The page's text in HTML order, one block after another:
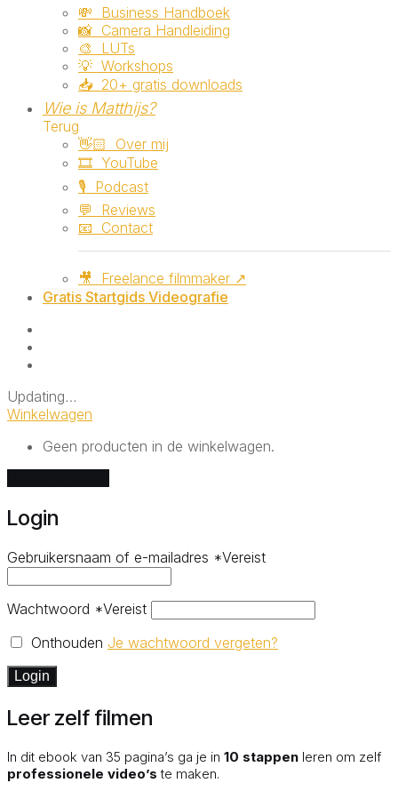
💸 ‎ ‎Business Handboek
📸 ‎ ‎Camera Handleiding
🎨 ‎ ‎LUTs
💡 ‎ ‎Workshops
📥 ‎ ‎20+ gratis downloads
Wie is Matthijs?
Terug
👋🏻 ‎ ‎Over mij
🎞️ ‎ ‎YouTube
🎙️ ‎ ‎Podcast
💬 ‎ ‎Reviews
📧 ‎ ‎Contact
🎥 ‎ ‎Freelance filmmaker ↗
Gratis Startgids Videografie
Updating…
Winkelwagen
Geen producten in de winkelwagen.
Login
Gebruikersnaam of e-mailadres *Vereist
Wachtwoord *Vereist
Onthouden Je wachtwoord vergeten?
Login
Leer zelf filmen
In dit ebook van 35 pagina’s ga je in 10 stappen leren om zelf
professionele video’s te maken.